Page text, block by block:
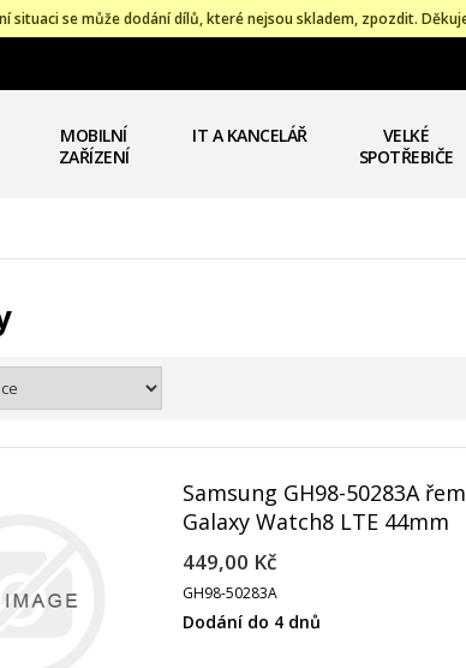
situaci se může dodání dílů, které nejsou skladem, zpozdit.
MOBILNÍ
ZAŘÍZENÍ
IT A KANCELÁŘ
VELKÉ
SPOTŘEBIČE
Samsung GH98-50283A
Galaxy Watch8 LTE 44mm
449,00 Kč
GH98-50283A
Dodání do 4 dnů